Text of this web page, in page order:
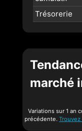
Trésorerie
marché
Variations sur 1 an
précédente.